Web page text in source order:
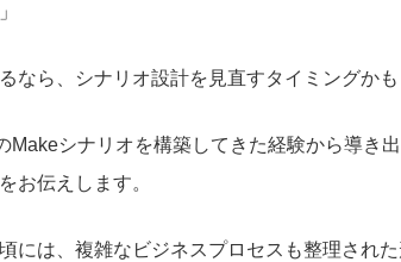
なら、シナリオ設計を見直すタイミングかも
Makeシナリオを構築してきた経験から導き
お伝えします。
には、複雑なビジネスプロセスも整理され